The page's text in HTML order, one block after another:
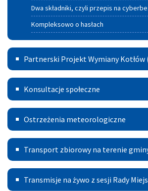
Dwa składniki, czyli przepis na
Kompleksowo o hasłach
Partnerski
Projekt
Wymiany
Kotłów
Partnerski Projekt Wymiany Kotłów
Konsultacje
Konsultacje społeczne
Ostrzeżenia
meteorologiczne
Ostrzeżenia meteorologiczne
Transport
Publiczny
Transport zbiorowy na terenie
Transmisje
Transmisje na żywo z sesji Rady